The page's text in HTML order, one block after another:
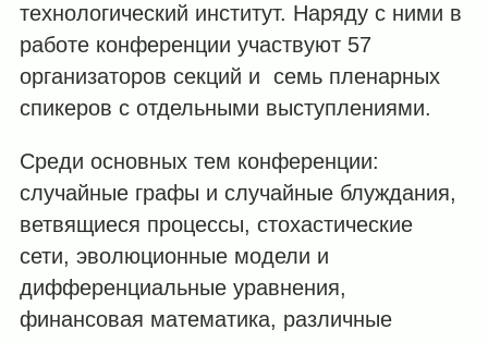
технологический институт. Наряду с ними в
работе конференции участвуют 57
организаторов секций и семь пленарных
спикеров с отдельными выступлениями.
Среди основных тем конференции:
случайные графы и случайные блуждания,
ветвящиеся процессы, стохастические
сети, эволюционные модели и
дифференциальные уравнения,
финансовая математика, различные